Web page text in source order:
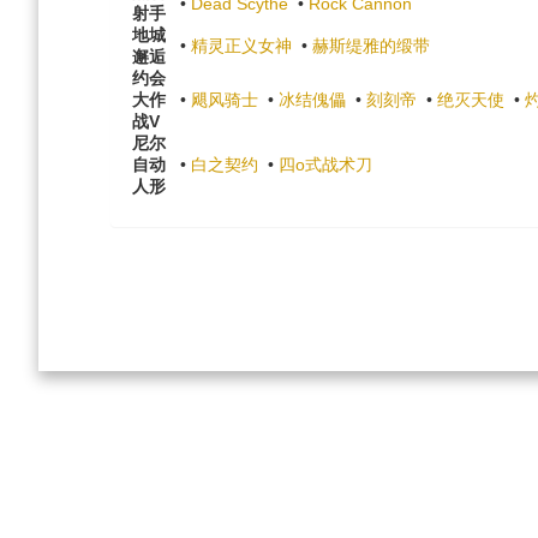
射手
• Dead Scythe • Rock Cannon
地城
邂逅
• 精灵正义女神 • 赫斯缇雅的缎带
约会
大作
战V
• 飓风骑士 • 冰结傀儡 • 刻刻帝 • 绝灭天使 •
尼尔
自动
人形
• 白之契约 • 四o式战术刀